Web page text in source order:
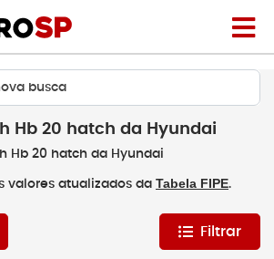
busca
Hb 20 hatch da Hyundai
Hb 20 hatch da Hyundai
valores atualizados da Tabela FIPE.
Filtrar